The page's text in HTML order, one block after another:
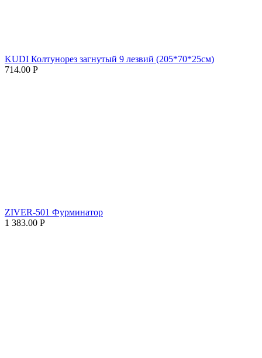
KUDI Колтунорез загнутый 9 лезвий (205*70*25см)
714.00 Р
ZIVER-501 Фурминатор
1 383.00 Р